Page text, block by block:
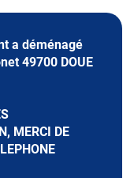
RESERVER
a déménagé
49700 DOUE
MERCI DE